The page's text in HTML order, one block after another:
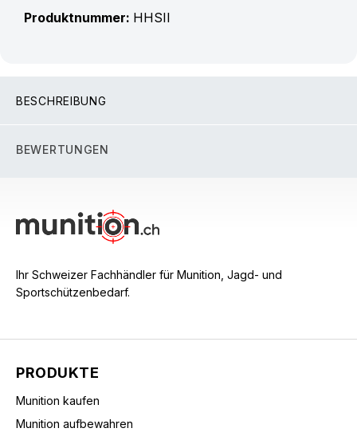
Produktnummer: HHSII
BESCHREIBUNG
BEWERTUNGEN
Ihr Schweizer Fachhändler für Munition, Jagd- und
Sportschützenbedarf.
PRODUKTE
Munition kaufen
Munition aufbewahren